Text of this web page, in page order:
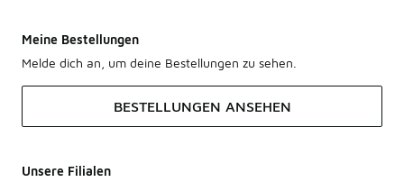
Meine Bestellungen
Melde dich an, um deine Bestellungen zu sehen.
BESTELLUNGEN ANSEHEN
Unsere Filialen